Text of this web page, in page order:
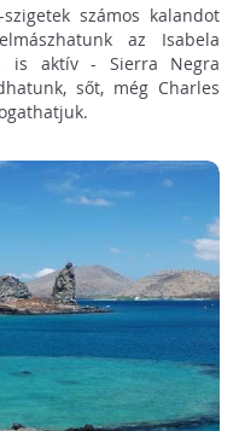
számos kalandot
az Isabela
is aktív - Sierra Negra
sőt, még Charles